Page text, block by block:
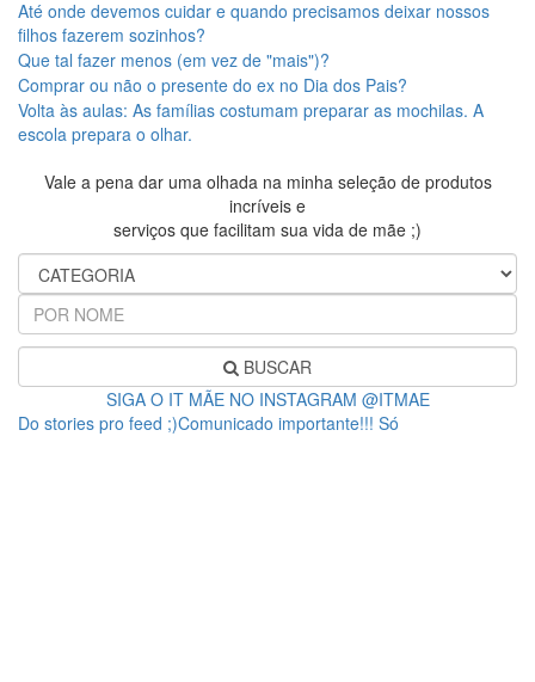
Até onde devemos cuidar e quando precisamos deixar nossos
filhos fazerem sozinhos?
Que tal fazer menos (em vez de "mais")?
Comprar ou não o presente do ex no Dia dos Pais?
Volta às aulas: As famílias costumam preparar as mochilas. A
escola prepara o olhar.
Vale a pena dar uma olhada na minha seleção de produtos
incríveis e
serviços que facilitam sua vida de mãe ;)
BUSCAR
SIGA O IT MÃE NO INSTAGRAM @ITMAE
Do stories pro feed ;)Comunicado importante!!! Só